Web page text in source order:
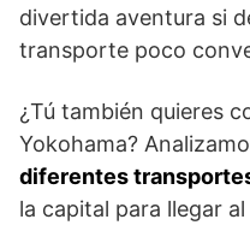
divertida aventura si
transporte poco
¿Tú también quieres
Yokohama?
diferentes
la capital para llegar